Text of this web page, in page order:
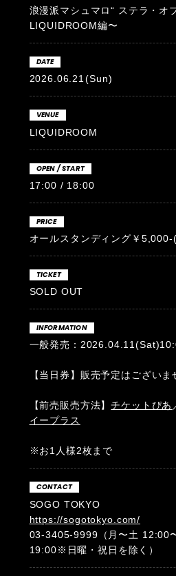
浪漫派マシュマロ“ ステラ・オ
LIQUIDROOM編〜
DATE
2026.06.21(Sun)
VENUE
LIQUIDROOM
OPEN / START
17:00 / 18:00
PRICE
オールスタンディング￥
TICKET
SOLD OUT
INFORMATION
一般発売：
【当日券】販売予定はございま
【前売販売方法】チケットぴあ
イープラス
※お1人様2枚まで
CONTACT
SOGO TOKYO
https://sogotokyo.com/
03-3405-9999（月〜土 12:00
19:00※日曜・祝日を除く）